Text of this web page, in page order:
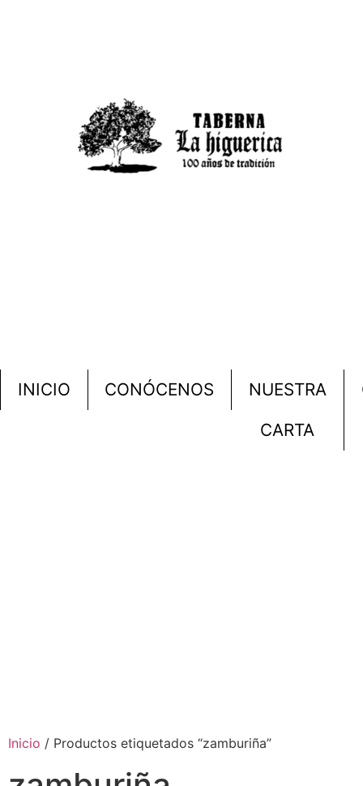
INICIO CONÓCENOS
NUESTRA
CARTA
Inicio / Productos etiquetados “zamburiña”